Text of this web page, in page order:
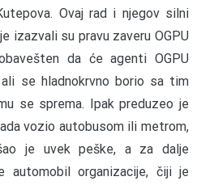
Ovaj rad i njegov silni
izazvali su pravu zaveru OGPU
da će agenti OGPU
se hladnokrvno borio sa tim
se sprema. Ipak preduzeo je
vozio autobusom ili metrom,
je uvek peške, a za dalje
automobil organizacije, čiji je